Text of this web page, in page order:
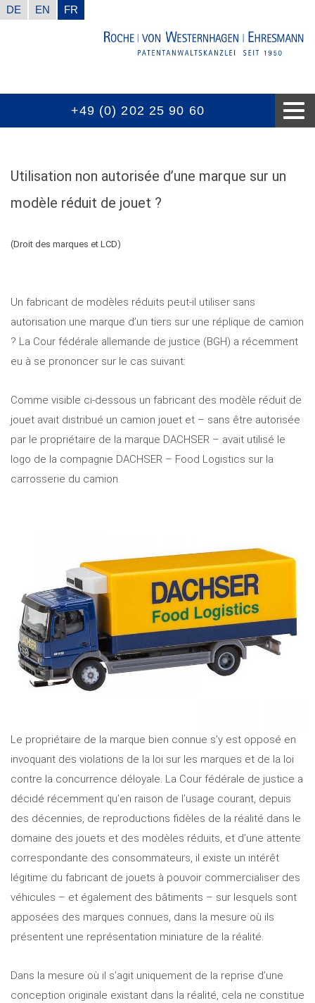
DE EN FR
LE CABINET D’AVOCAT
NOUVELLES
NOS COMPÉTENCES
PRIX
BIEN A SAVOIR
CONTACTS
+49 (0) 202 25 90 60
Utilisation non autorisée d’une marque sur un
modèle réduit de jouet ?
(Droit des marques et LCD)
Un fabricant de modèles réduits peut-il utiliser sans
autorisation une marque d’un tiers sur une réplique de camion
? La Cour fédérale allemande de justice (BGH) a récemment
eu à se prononcer sur le cas suivant:
Comme visible ci-dessous un fabricant des modèle réduit de
jouet avait distribué un camion jouet et – sans être autorisée
par le propriétaire de la marque DACHSER – avait utilisé le
logo de la compagnie DACHSER – Food Logistics sur la
carrosserie du camion.
Le propriétaire de la marque bien connue s’y est opposé en
invoquant des violations de la loi sur les marques et de la loi
contre la concurrence déloyale. La Cour fédérale de justice a
décidé récemment qu’en raison de l’usage courant, depuis
des décennies, de reproductions fidèles de la réalité dans le
domaine des jouets et des modèles réduits, et d’une attente
correspondante des consommateurs, il existe un intérêt
légitime du fabricant de jouets à pouvoir commercialiser des
véhicules – et également des bâtiments – sur lesquels sont
apposées des marques connues, dans la mesure où ils
présentent une représentation miniature de la réalité.
Dans la mesure où il s’agit uniquement de la reprise d’une
conception originale existant dans la réalité, cela ne constitue